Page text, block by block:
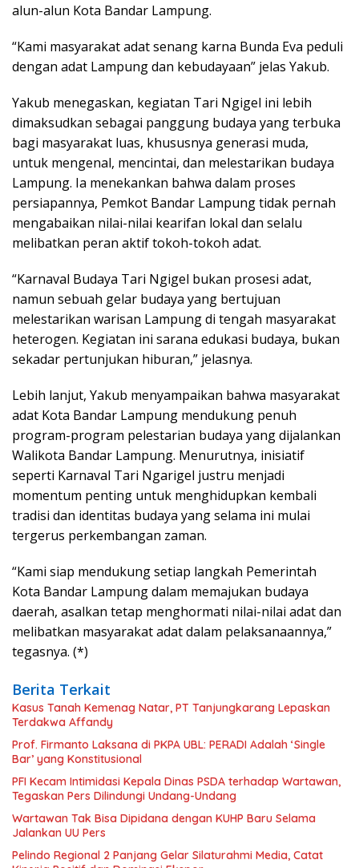
alun-alun Kota Bandar Lampung.
“Kami masyarakat adat senang karna Bunda Eva peduli
dengan adat Lampung dan kebudayaan” jelas Yakub.
Yakub menegaskan, kegiatan Tari Ngigel ini lebih
dimaksudkan sebagai panggung budaya yang terbuka
bagi masyarakat luas, khususnya generasi muda,
untuk mengenal, mencintai, dan melestarikan budaya
Lampung. Ia menekankan bahwa dalam proses
persiapannya, Pemkot Bandar Lampung tidak pernah
mengabaikan nilai-nilai kearifan lokal dan selalu
melibatkan peran aktif tokoh-tokoh adat.
“Karnaval Budaya Tari Ngigel bukan prosesi adat,
namun sebuah gelar budaya yang bertujuan
melestarikan warisan Lampung di tengah masyarakat
heterogen. Kegiatan ini sarana edukasi budaya, bukan
sekadar pertunjukan hiburan,” jelasnya.
Lebih lanjut, Yakub menyampaikan bahwa masyarakat
adat Kota Bandar Lampung mendukung penuh
program-program pelestarian budaya yang dijalankan
Walikota Bandar Lampung. Menurutnya, inisiatif
seperti Karnaval Tari Ngarigel justru menjadi
momentum penting untuk menghidupkan kembali
tradisi dan identitas budaya yang selama ini mulai
tergerus perkembangan zaman.
“Kami siap mendukung setiap langkah Pemerintah
Kota Bandar Lampung dalam memajukan budaya
daerah, asalkan tetap menghormati nilai-nilai adat dan
melibatkan masyarakat adat dalam pelaksanaannya,”
tegasnya. (*)
Berita Terkait
Kasus Tanah Kemenag Natar, PT Tanjungkarang Lepaskan
Terdakwa Affandy
Prof. Firmanto Laksana di PKPA UBL: PERADI Adalah ‘Single
Bar’ yang Konstitusional
PFI Kecam Intimidasi Kepala Dinas PSDA terhadap Wartawan,
Tegaskan Pers Dilindungi Undang-Undang
Wartawan Tak Bisa Dipidana dengan KUHP Baru Selama
Jalankan UU Pers
Pelindo Regional 2 Panjang Gelar Silaturahmi Media, Catat